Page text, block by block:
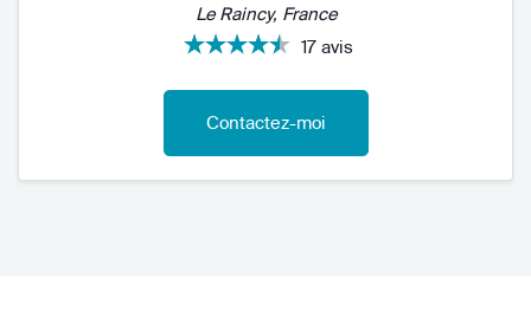
Le Raincy, France
17 avis
Contactez-moi